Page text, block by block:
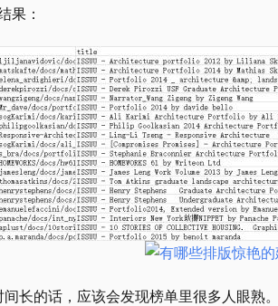
果：
间长的话，应该会发现榜单里很多人眼